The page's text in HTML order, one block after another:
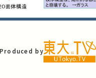
Produced by